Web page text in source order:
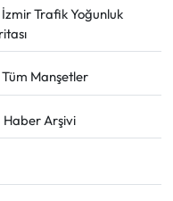
İzmir Trafik Yoğunluk
Tüm Manşetler
Haber Arşivi